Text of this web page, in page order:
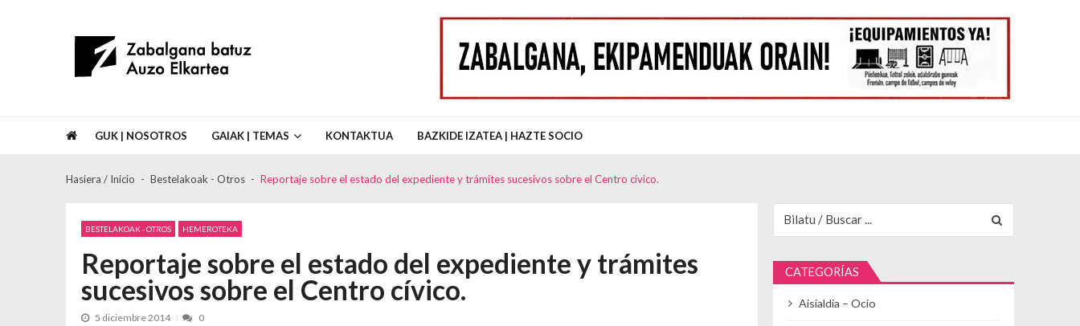
Asociación de Vecinos Zabalgana Batuz Auzo Elkartea
GUK | NOSOTROS GAIAK | TEMAS KONTAKTUA BAZKIDE IZATEA | HAZTE SOCIO
Hasiera / Inicio Bestelakoak - Otros Reportaje sobre el estado del expediente y trámites sucesivos sobre el Centro cívico.
BESTELAKOAK - OTROS HEMEROTEKA
Reportaje sobre el estado del expediente y trámites
sucesivos sobre el Centro cívico.
5 diciembre 2014 0
CATEGORÍAS
Aisialdia – Ocio